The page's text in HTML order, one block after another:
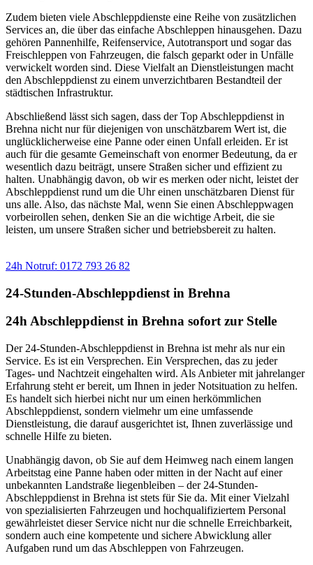
Zudem bieten viele Abschleppdienste eine Reihe von zusätzlichen
Services an, die über das einfache Abschleppen hinausgehen. Dazu
gehören Pannenhilfe, Reifenservice, Autotransport und sogar das
Freischleppen von Fahrzeugen, die falsch geparkt oder in Unfälle
verwickelt worden sind. Diese Vielfalt an Dienstleistungen macht
den Abschleppdienst zu einem unverzichtbaren Bestandteil der
städtischen Infrastruktur.
Abschließend lässt sich sagen, dass der Top Abschleppdienst in
Brehna nicht nur für diejenigen von unschätzbarem Wert ist, die
unglücklicherweise eine Panne oder einen Unfall erleiden. Er ist
auch für die gesamte Gemeinschaft von enormer Bedeutung, da er
wesentlich dazu beiträgt, unsere Straßen sicher und effizient zu
halten. Unabhängig davon, ob wir es merken oder nicht, leistet der
Abschleppdienst rund um die Uhr einen unschätzbaren Dienst für
uns alle. Also, das nächste Mal, wenn Sie einen Abschleppwagen
vorbeirollen sehen, denken Sie an die wichtige Arbeit, die sie
leisten, um unsere Straßen sicher und betriebsbereit zu halten.
24h Notruf: 0172 793 26 82
24-Stunden-Abschleppdienst in Brehna
24h Abschleppdienst in Brehna sofort zur Stelle
Der 24-Stunden-Abschleppdienst in Brehna ist mehr als nur ein
Service. Es ist ein Versprechen. Ein Versprechen, das zu jeder
Tages- und Nachtzeit eingehalten wird. Als Anbieter mit jahrelanger
Erfahrung steht er bereit, um Ihnen in jeder Notsituation zu helfen.
Es handelt sich hierbei nicht nur um einen herkömmlichen
Abschleppdienst, sondern vielmehr um eine umfassende
Dienstleistung, die darauf ausgerichtet ist, Ihnen zuverlässige und
schnelle Hilfe zu bieten.
Unabhängig davon, ob Sie auf dem Heimweg nach einem langen
Arbeitstag eine Panne haben oder mitten in der Nacht auf einer
unbekannten Landstraße liegenbleiben – der 24-Stunden-
Abschleppdienst in Brehna ist stets für Sie da. Mit einer Vielzahl
von spezialisierten Fahrzeugen und hochqualifiziertem Personal
gewährleistet dieser Service nicht nur die schnelle Erreichbarkeit,
sondern auch eine kompetente und sichere Abwicklung aller
Aufgaben rund um das Abschleppen von Fahrzeugen.